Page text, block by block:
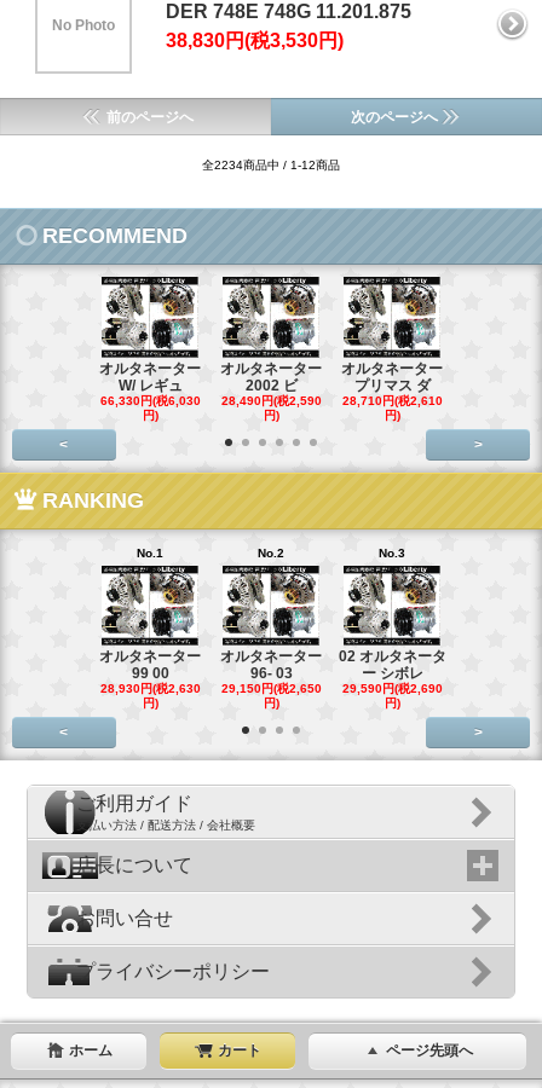
No Photo
DER 748E 748G 11.201.875
38,830円(税3,530円)
前のページへ 次のページへ
全2234商品中 / 1-12商品
RECOMMEND
オルタネーター
W/ レギュ
66,330円(税6,030
円)
オルタネーター
2002 ビ
28,490円(税2,590
円)
オルタネーター
プリマス ダ
28,710円(税2,610
円)
< >
RANKING
No.1
オルタネーター
99 00
28,930円(税2,630
円)
No.2
オルタネーター
96- 03
29,150円(税2,650
円)
No.3
02 オルタネータ
ー シボレ
29,590円(税2,690
円)
< >
ご利用ガイド
支払い方法 / 配送方法 / 会社概要
店長について
お問い合せ
プライバシーポリシー
ホーム カート ページ先頭へ